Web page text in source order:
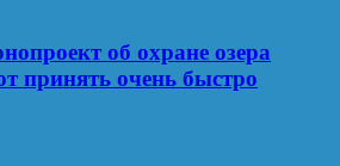
об охране озера
принять очень быстро